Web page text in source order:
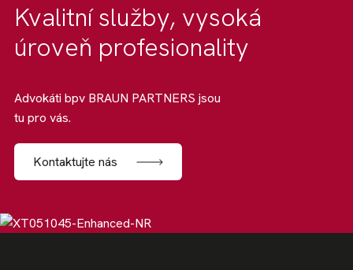
Kvalitní služby, vysoká
úroveň profesionality
Advokáti bpv BRAUN PARTNERS jsou
tu pro vás.
Kontaktujte nás